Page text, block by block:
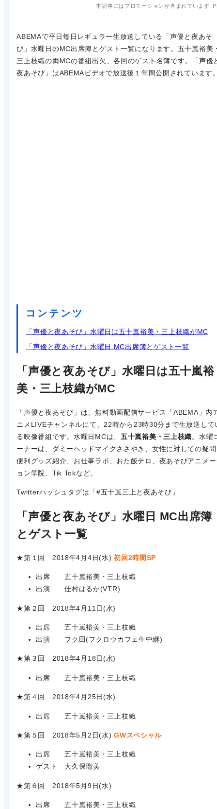
本記事にはプロモーションが含まれています
ABEMAで平日毎日レギュラー生放送している「声優と夜あそ
び」水曜日のMC出席簿とゲスト一覧になります。五十嵐裕美
三上枝織の両MCの番組出欠、各回のゲスト名簿です。「声優
夜あそび」はABEMAビデオで放送後１年間公開されています
コンテンツ
「声優と夜あそび」水曜日は五十嵐裕美・三上枝織がMC
「声優と夜あそび」水曜日 MC出席簿とゲスト一覧
「声優と夜あそび」水曜日は五十嵐裕
美・三上枝織がMC
「声優と夜あそび」は、無料動画配信サービス「ABEMA」内
ニメLIVEチャンネルにて、22時から23時30分まで生放送して
る映像番組です。水曜日MCは、 五十嵐裕美・三上枝織。水曜
ーナーは、ダミーヘッドマイクささやき、女性に対しての疑
便利グッズ紹介、お仕事ラボ、おた飯テロ、夜あそびアニメ
ョン学院、Tik Tokなど。
Twitterハッシュタグは「#五十嵐三上と夜あそび」
「声優と夜あそび」水曜日 MC出席簿
とゲスト一覧
★第１回 2018年4月4日(水)初回2時間SP
出席 五十嵐裕美・三上枝織
出演 佳村はるか(VTR)
★第２回 2018年4月11日(水)
出席 五十嵐裕美・三上枝織
出演 フク田(フクロウカフェ生中継)
★第３回 2018年4月18日(水)
出席 五十嵐裕美・三上枝織
★第４回 2018年4月25日(水)
出席 五十嵐裕美・三上枝織
★第５回 2018年5月2日(水)GWスペシャル
出席 五十嵐裕美・三上枝織
ゲスト 大久保瑠美
★第６回 2018年5月9日(水)
出席 五十嵐裕美・三上枝織